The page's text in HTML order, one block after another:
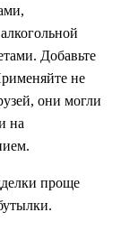
Добавьте
не
они могли
на
проще